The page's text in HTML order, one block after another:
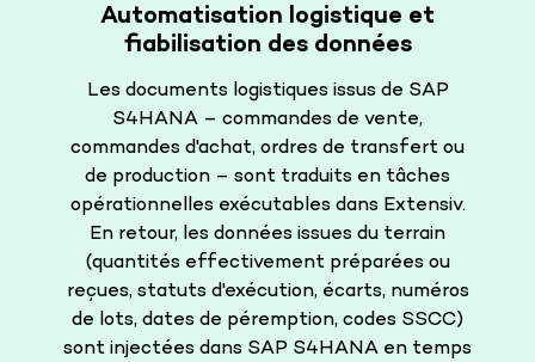
Automatisation logistique et
fiabilisation des données
Les documents logistiques issus de SAP
S4HANA – commandes de vente,
commandes d'achat, ordres de transfert ou
de production – sont traduits en tâches
opérationnelles exécutables dans Extensiv.
En retour, les données issues du terrain
(quantités effectivement préparées ou
reçues, statuts d'exécution, écarts, numéros
de lots, dates de péremption, codes SSCC)
sont injectées dans SAP S4HANA en temps